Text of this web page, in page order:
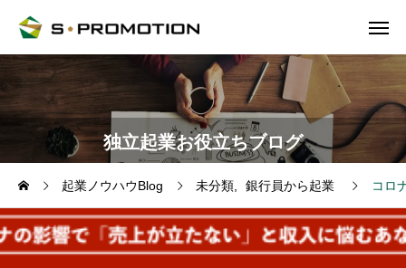
独立起業お役立ちブログ
起業ノウハウBlog 未分類 銀行員から起業 コロ